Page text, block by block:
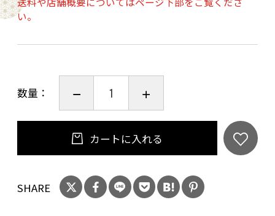
「3.ご注文手続き」画面の「お問い合わせ欄」に
ど）
い。
数量：
カートに入れる
SHARE